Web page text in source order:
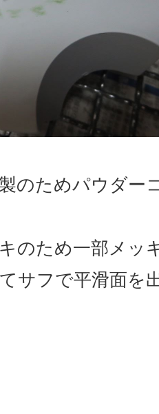
のためパウダー
のため一部メッ
サフで平滑面を